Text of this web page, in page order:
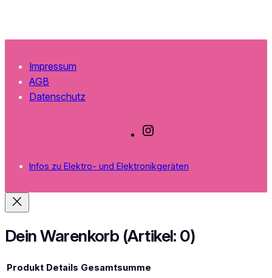
Impressum
AGB
Datenschutz
t
m
Infos zu Elektro- und Elektronikgeräten
Dein Warenkorb (Artikel: 0)
Produkt Details Gesamtsumme